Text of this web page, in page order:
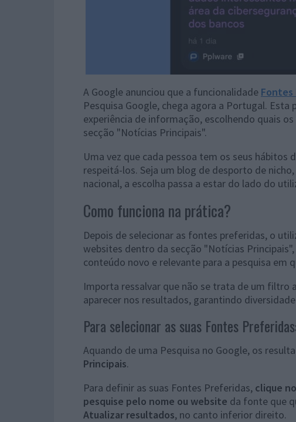
A Google anunciou que a funcionalidade Fontes
Pesquisa Google, chega agora a Portugal.
experiência de informação, escolhendo quais
secção "Notícias Principais".
Uma vez que cada pessoa tem os seus hábitos
respeitá-los. Seja um blog de desporto de
nacional, a escolha passa a estar do lado do
Como funciona na prática?
Depois de selecionar as fontes preferidas, o
websites dentro da secção "Notícias
conteúdo novo e relevante para a pesquisa em
Importa ressalvar que não se trata de um filtro
aparecer nos resultados, garantindo
Para selecionar as suas Fontes
Aquando de uma Pesquisa no Google, os
Principais.
Para definir as suas Fontes Preferidas, clique
pesquise pelo nome ou website da fonte que
Atualizar resultados, no canto inferior direito.